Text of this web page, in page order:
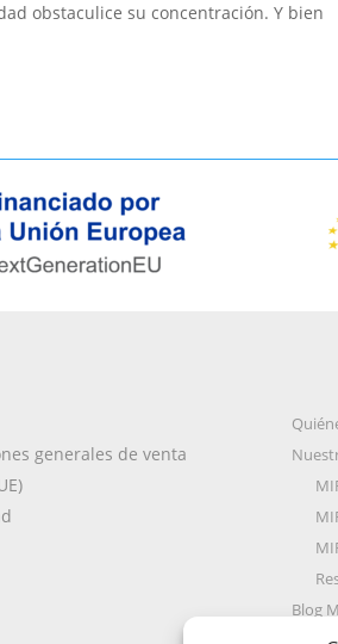
obstaculice su concentración. Y bien
generales de venta
Blog